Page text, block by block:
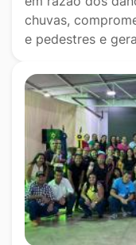
chuvas,
e pedestres e